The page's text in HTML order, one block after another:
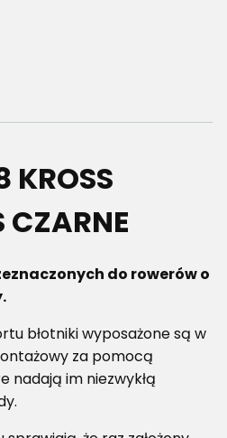
KROSS
CZARNE
do rowerów o
błotniki wyposażone są w
za pomocą
nadają im niezwykłą